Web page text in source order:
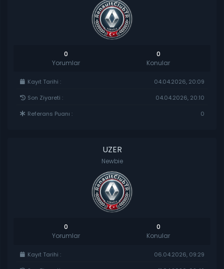
0
Yorumlar
0
Konular
Kayıt Tarihi : 04.04.2026, 20:09
Son Ziyareti : 04.04.2026, 20:10
Referans Puanı : 0
UZER
Newbie
0
Yorumlar
0
Konular
Kayıt Tarihi : 06.04.2026, 09:29